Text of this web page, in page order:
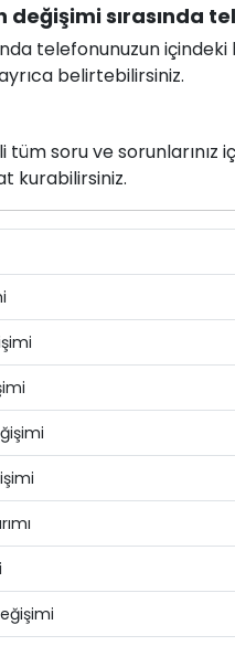
değişimi sırasında
telefonunuzun
belirtebilirsiniz.
tüm soru ve
kurabilirsiniz.